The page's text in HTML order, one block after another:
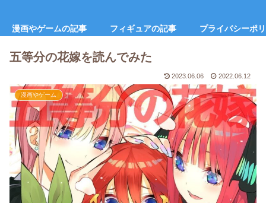
漫画やゲームの記事 フィギュアの記事 プライバシーポ
五等分の花嫁を読んでみた
2023.06.06 2022.06.12
漫画やゲーム